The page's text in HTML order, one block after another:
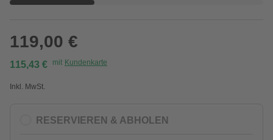
119,00 €
115,43 € mit Kundenkarte
Inkl. MwSt.
RESERVIEREN & ABHOLEN